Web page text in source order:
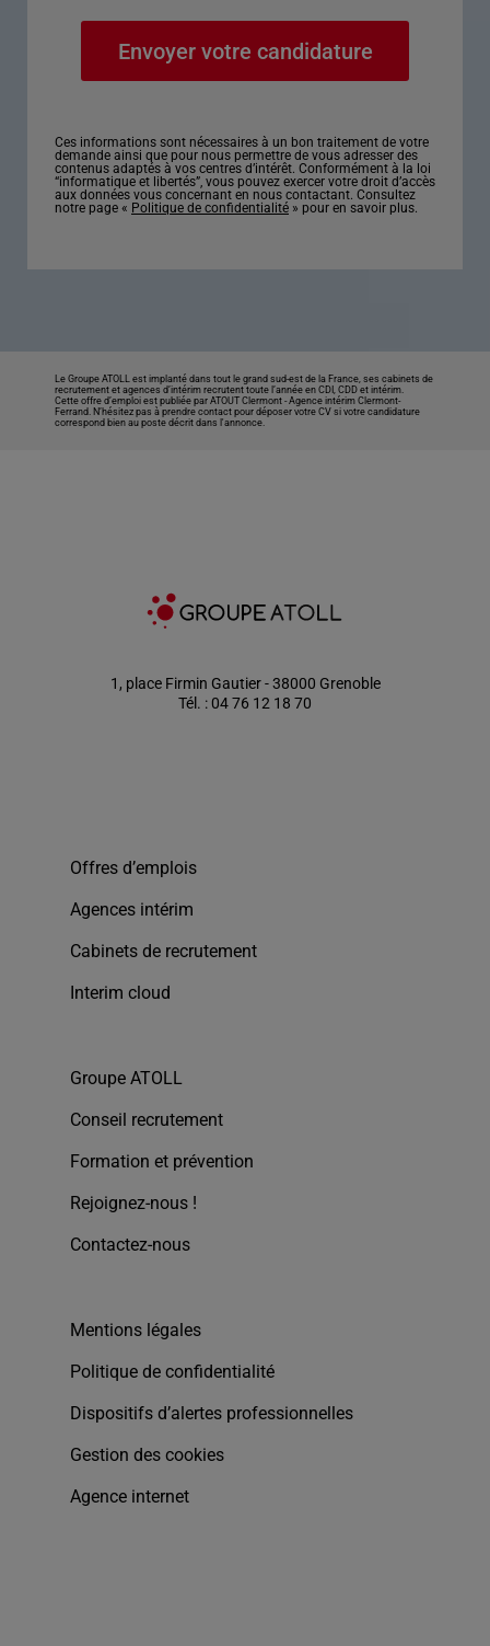
Ces informations sont nécessaires à un bon traitement de votre
demande ainsi que pour nous permettre de vous adresser des
contenus adaptés à vos centres d’intérêt. Conformément à la loi
“informatique et libertés”, vous pouvez exercer votre droit d’accès
aux données vous concernant en nous contactant. Consultez
notre page « Politique de confidentialité » pour en savoir plus.
Le Groupe ATOLL est implanté dans tout le grand sud-est de la France, ses cabinets de
recrutement et agences d’intérim recrutent toute l’année en CDI, CDD et intérim.
Cette offre d’emploi est publiée par ATOUT Clermont -Agence intérim Clermont-
Ferrand. N’hésitez pas à prendre contact pour déposer votre CV si votre candidature
correspond bien au poste décrit dans l'annonce.
1, place Firmin Gautier - 38000 Grenoble
Tél. : 04 76 12 18 70
Offres d’emplois
Agences intérim
Cabinets de recrutement
Interim cloud
Groupe ATOLL
Conseil recrutement
Formation et prévention
Rejoignez-nous !
Contactez-nous
Mentions légales
Politique de confidentialité
Dispositifs d’alertes professionnelles
Gestion des cookies
Agence internet